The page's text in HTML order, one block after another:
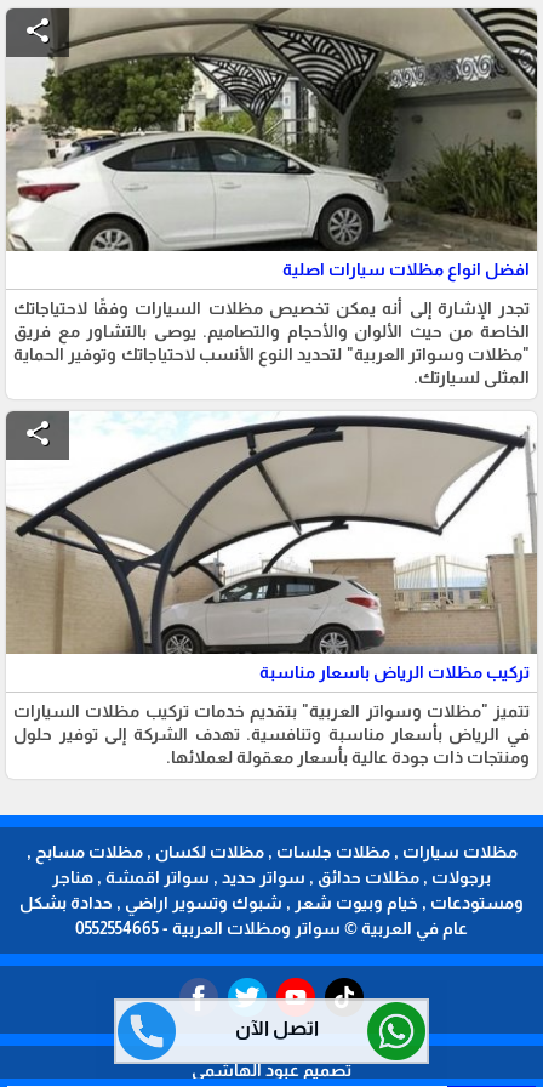
اتصل الآن
share
افضل انواع مظلات سيارات اصلية
تجدر الإشارة إلى أنه يمكن تخصيص مظلات السيارات وفقًا لاحتياجاتك
الخاصة من حيث الألوان والأحجام والتصاميم. يوصى بالتشاور مع فريق
"مظلات وسواتر العربية" لتحديد النوع الأنسب لاحتياجاتك وتوفير الحماية
المثلى لسيارتك.
share
تركيب مظلات الرياض باسعار مناسبة
تتميز "مظلات وسواتر العربية" بتقديم خدمات تركيب مظلات السيارات
في الرياض بأسعار مناسبة وتنافسية. تهدف الشركة إلى توفير حلول
ومنتجات ذات جودة عالية بأسعار معقولة لعملائها.
مظلات سيارات , مظلات جلسات , مظلات لكسان , مظلات مسابح ,
برجولات , مظلات حدائق , سواتر حديد , سواتر اقمشة , هناجر
ومستودعات , خيام وبيوت شعر , شبوك وتسوير اراضي , حدادة بشكل
عام في العربية © سواتر ومظلات العربية - 0552554665
تصميم عبود الهاشمي